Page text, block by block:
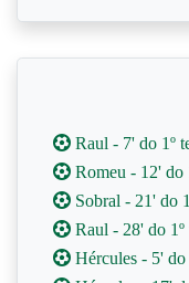
Raul - 7' do 1º
Romeu - 12' do
Sobral - 21' do
Raul - 28' do 1º
Hércules - 5' do